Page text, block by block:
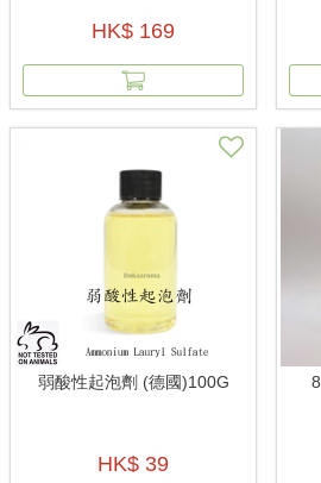
HK$ 169
弱酸性起泡劑 (德國)100G
HK$ 39